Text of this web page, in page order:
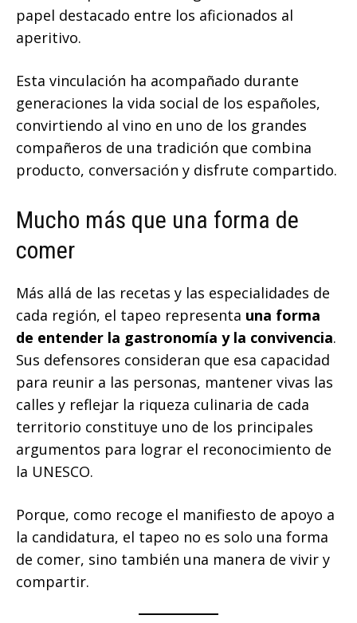
papel destacado entre los aficionados al
aperitivo.
Esta vinculación ha acompañado durante
generaciones la vida social de los españoles,
convirtiendo al vino en uno de los grandes
compañeros de una tradición que combina
producto, conversación y disfrute compartido.
Mucho más que una forma de
comer
Más allá de las recetas y las especialidades de
cada región, el tapeo representa una forma
de entender la gastronomía y la convivencia.
Sus defensores consideran que esa capacidad
para reunir a las personas, mantener vivas las
calles y reflejar la riqueza culinaria de cada
territorio constituye uno de los principales
argumentos para lograr el reconocimiento de
la UNESCO.
Porque, como recoge el manifiesto de apoyo a
la candidatura, el tapeo no es solo una forma
de comer, sino también una manera de vivir y
compartir.